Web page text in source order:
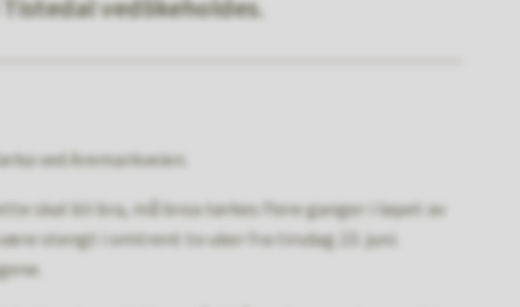
vedlikeholdes.
ved Aremarkveien.
skal bli bra, må broa tørkes flere ganger i løpet av
stengt i omtrent to uker fra tirsdag 23. juni.